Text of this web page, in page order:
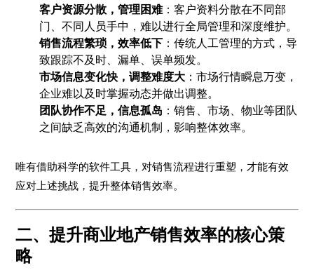
客户资源分散，管理困难：客户资料分散在不同部
门、不同人员手中，难以进行全局管理和深度维护。
销售流程繁琐，效率低下 ：传统人工管理的方式，导
致跟踪不及时、漏单、误单频发。
市场信息变化快，调整难度大 ：市场行情瞬息万变，
企业难以及时掌握动态并做出调整。
团队协作不足，信息孤岛 ：销售、市场、物业等团队
之间缺乏高效的沟通机制，影响整体效率。
唯有借助科学的软件工具，对销售流程进行重塑，才能有效
应对上述挑战，提升整体销售效率。
二、提升商业地产销售效率的核心策
略